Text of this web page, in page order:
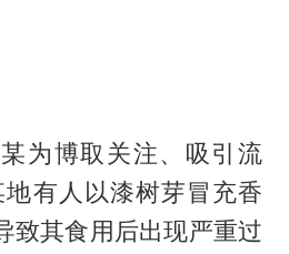
为博取关注、吸引流
有人以漆树芽冒充香
致其食用后出现严重过